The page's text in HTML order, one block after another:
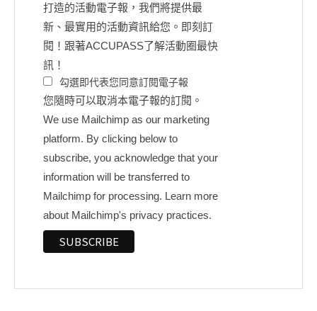
打造的活動電子報，我們將提供最
新、最實用的活動資訊給您。即刻訂
閱！跟著ACCUPASS了解活動圈最快
訊！
勾選即代表您同意訂閱電子報
您隨時可以取消本電子報的訂閱。
We use Mailchimp as our marketing
platform. By clicking below to
subscribe, you acknowledge that your
information will be transferred to
Mailchimp for processing. Learn more
about Mailchimp's privacy practices.